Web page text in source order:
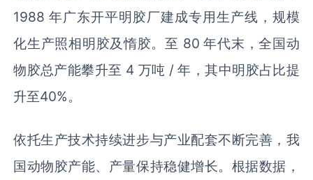
1988 年广东开平明胶厂建成专用生产线，规模
化生产照相明胶及惰胶。至 80 年代末，全国动
物胶总产能攀升至 4 万吨 / 年，其中明胶占比提
升至40%。
依托生产技术持续进步与产业配套不断完善，我
国动物胶产能、产量保持稳健增长。根据数据，